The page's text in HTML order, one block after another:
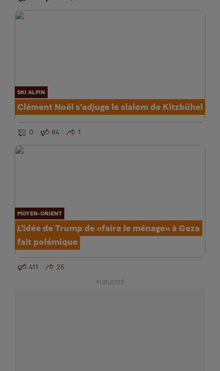
SKI ALPIN
Clément Noël s'adjuge le slalom de Kitzbühel
0 84 1
MOYEN-ORIENT
L'idée de Trump de «faire le ménage» à Gaza
fait polémique
411 25
PUBLICITÉ